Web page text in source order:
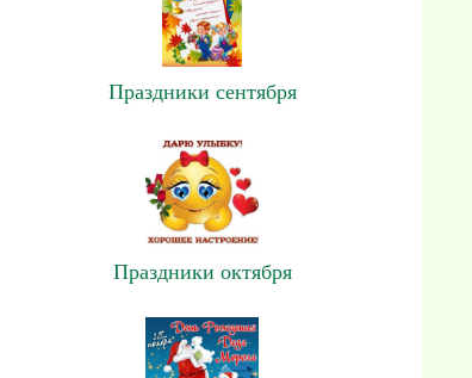
Праздники сентября
Праздники октября